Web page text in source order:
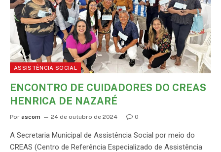
ASSISTÊNCIA SOCIAL
ENCONTRO DE CUIDADORES DO CREAS
HENRICA DE NAZARÉ
Por ascom 24 de outubro de 2024 0
A Secretaria Municipal de Assistência Social por meio do
CREAS (Centro de Referência Especializado de Assistência